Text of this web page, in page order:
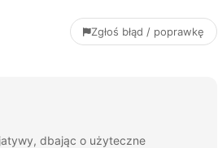
Zgłoś błąd / poprawkę
dbając o użyteczne